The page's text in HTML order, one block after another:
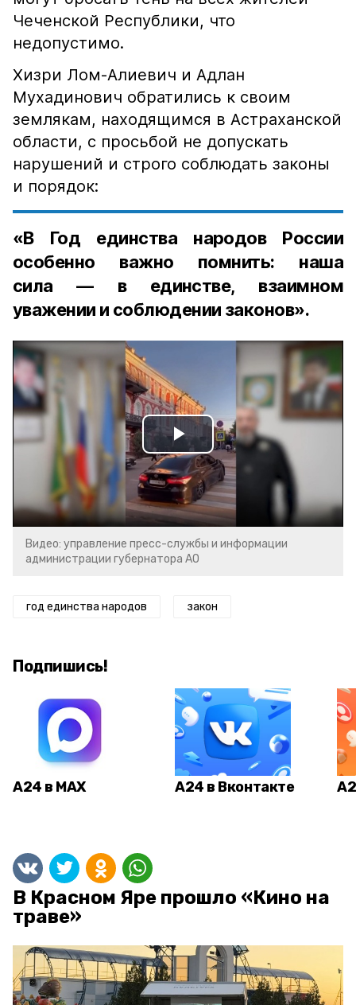
Чеченской Республики, что
недопустимо.
Хизри Лом-Алиевич и Адлан
Мухадинович обратились к своим
землякам, находящимся в Астраханской
области, с просьбой не допускать
нарушений и строго соблюдать законы
и порядок:
«В Год единства народов России
особенно важно помнить: наша
сила — в единстве, взаимном
уважении и соблюдении законов».
Play
Video
Видео: управление пресс-службы и информации
администрации губернатора АО
год единства народов закон
Подпишись!
А24 в MAX А24 в Вконтакте
В Красном Яре прошло «Кино на
траве»